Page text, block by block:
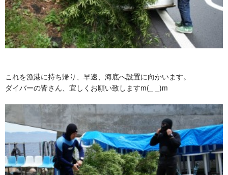
これを漁港に持ち帰り、早速、海底へ設置に向かいます。
ダイバーの皆さん、宜しくお願い致しますm(_ _)m